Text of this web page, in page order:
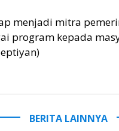
menjadi mitra
program kepada
BERITA LAINNYA